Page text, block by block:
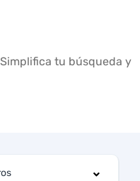
tu búsqueda y